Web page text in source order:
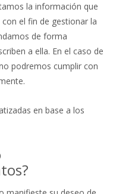
la información que
el fin de gestionar la
de forma
a ella. En el caso de
podremos cumplir con
en base a los